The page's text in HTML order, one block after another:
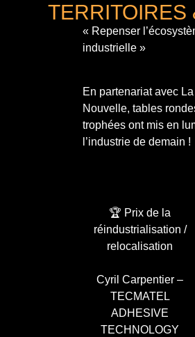
TERRITOIRES
« Repenser
industrielle »
En partenariat avec
Nouvelle, tables
trophées ont mis en
l’industrie de demain !
🏆 Prix de la
réindustrialisation /
relocalisation
Cyril Carpentier –
TECMATEL
ADHESIVE
TECHNOLOGY